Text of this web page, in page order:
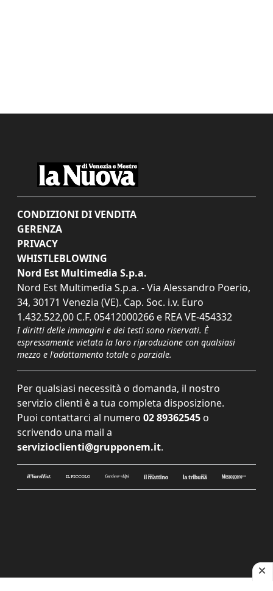
CONDIZIONI DI VENDITA
GERENZA
PRIVACY
WHISTLEBLOWING
Nord Est Multimedia S.p.a.
Nord Est Multimedia S.p.a. - Via Alessandro Poerio,
34, 30171 Venezia (VE). Cap. Soc. i.v. Euro
1.432.522,00 C.F. 05412000266 e REA VE-454332
I diritti delle immagini e dei testi sono riservati. È
espressamente vietata la loro riproduzione con qualsiasi
mezzo e l'adattamento totale o parziale.
Per qualsiasi necessità o domanda, il nostro
servizio clienti è a tua completa disposizione.
Puoi contattarci al numero 02 89362545 o
scrivendo una mail a
servizioclienti@grupponem.it.